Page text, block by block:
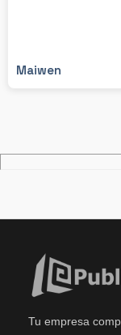
Maiwen
Tu empresa